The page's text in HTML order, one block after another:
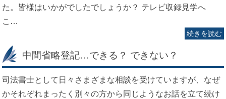
た。皆様はいかがでしたでしょうか？ テレビ収録見学へ
こ…
続きを読む
中間省略登記…できる？ できない？
司法書士として日々さまざまな相談を受けていますが、なぜ
かそれぞれまったく別々の方から同じようなお話を立て続け